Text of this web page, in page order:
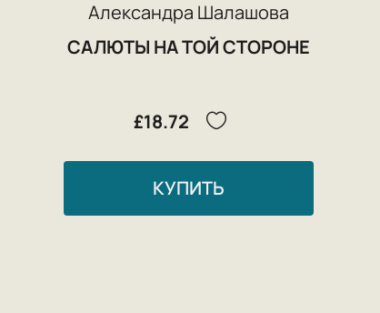
Александра Шалашова
САЛЮТЫ НА ТОЙ СТОРОНЕ
£18.72
КУПИТЬ